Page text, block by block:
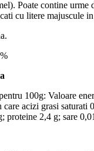
Poate contine
cu litere majuscule in
100g: Valoare
acizi grasi saturati
proteine 2,4 g; sare